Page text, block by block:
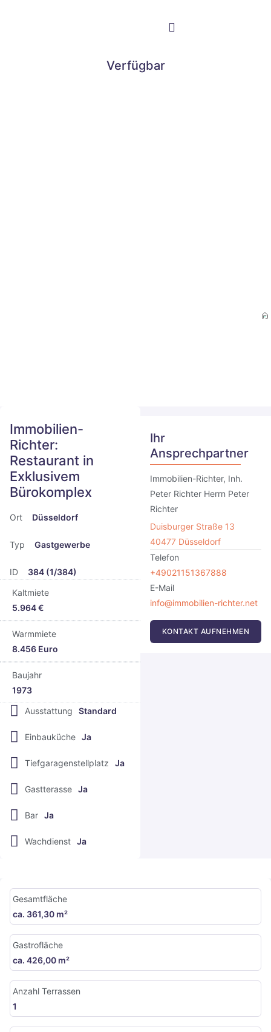
Verfügbar
Immobilien-
Richter:
Restaurant in
Exklusivem
Bürokomplex
Ort Düsseldorf
Typ Gastgewerbe
ID
384 (1/384)
Kaltmiete
5.964 €
Warmmiete
8.456 Euro
Baujahr
1973
Ausstattung
Standard
Einbauküche Ja
Tiefgaragenstellplatz Ja
Gastterasse Ja
Bar Ja
Wachdienst Ja
Ihr
Ansprechpartner
Immobilien-Richter, Inh.
Peter Richter Herrn Peter
Richter
Duisburger Straße 13
40477 Düsseldorf
Telefon
+49021151367888
E-Mail
info@immobilien-richter.net
KONTAKT AUFNEHMEN
Gesamtfläche
ca. 361,30 m²
Gastrofläche
ca. 426,00 m²
Anzahl Terrassen
1